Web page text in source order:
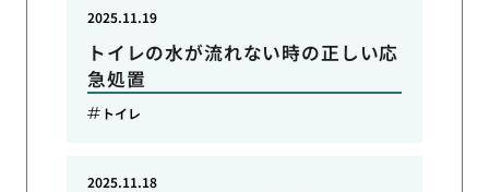
トイレの水が流れない時の正しい応
急処置
2025.11.19
トイレ
2025.11.18